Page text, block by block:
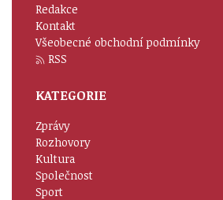
Redakce
Kontakt
Všeobecné obchodní podmínky
RSS
KATEGORIE
Zprávy
Rozhovory
Kultura
Společnost
Sport